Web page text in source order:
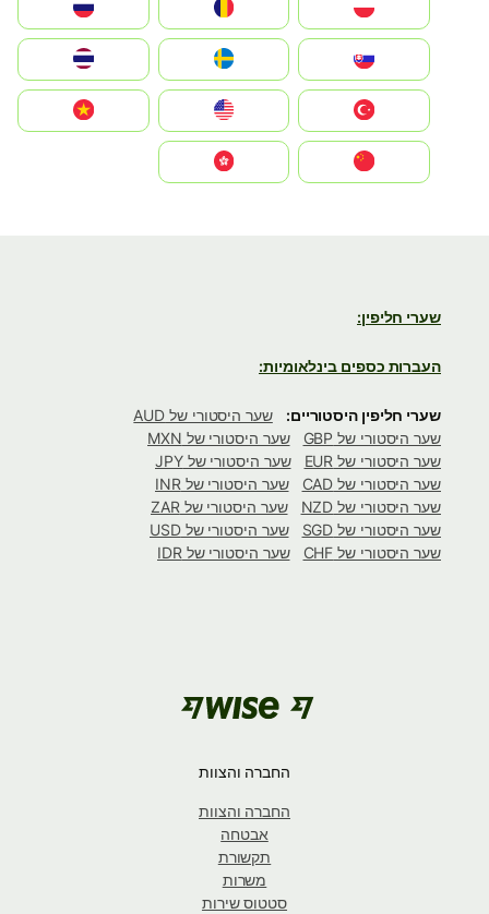
România
Slovensko
United States
Vietnam
שערי חליפין:
העברות כספים בינלאומיות:
שערי חליפין היסטוריים:
שער היסטורי של AUD
שער היסטורי של GBP
שער היסטורי של MXN
שער היסטורי של EUR
שער היסטורי של JPY
שער היסטורי של CAD
שער היסטורי של INR
שער היסטורי של NZD
שער היסטורי של ZAR
שער היסטורי של SGD
שער היסטורי של USD
שער היסטורי של CHF
שער היסטורי של IDR
החברה והצוות
החברה והצוות
אבטחה
תקשורת
משרות
סטטוס שירות